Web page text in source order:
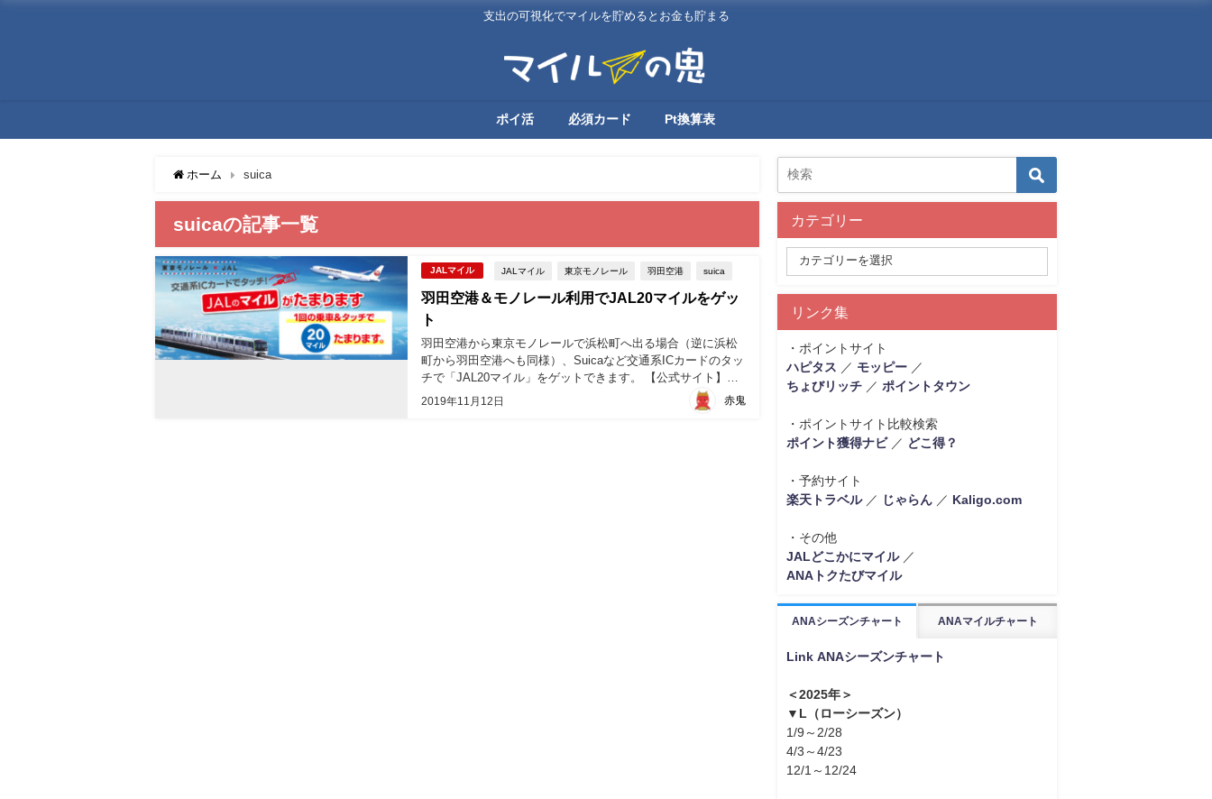
支出の可視化でマイルを貯めるとお金も貯まる
ポイ活 必須カード Pt換算表
ホーム suica
suicaの記事一覧
JALマイル JALマイル 東京モノレール 羽田空港 suica
羽田空港＆モノレール利用でJAL20マイルをゲッ
ト
2019年11月12日
羽田空港から東京モノレールで浜松町へ出る場合（逆に浜松
町から羽田空港へも同様）、Suicaなど交通系ICカードのタッ
チで「JAL20マイル」をゲットできます。 【公式サイト】東
京モノレール×JAL...
赤鬼
カテゴリー
リンク集
・ポイントサイト
ハピタス
／ モッピー ／
ちょびリッチ ／ ポイントタウン
・ポイントサイト比較検索
ポイント獲得ナビ／ どこ得？
・予約サイト
楽天トラベル／ じゃらん ／ Kaligo.com
・その他
JALどこかにマイル／
ANAトクたびマイル
ANAシーズンチャート ANAマイルチャート
Link ANAシーズンチャート
＜2025年＞
▼L（ローシーズン）
1/9～2/28
4/3～4/23
12/1～12/24